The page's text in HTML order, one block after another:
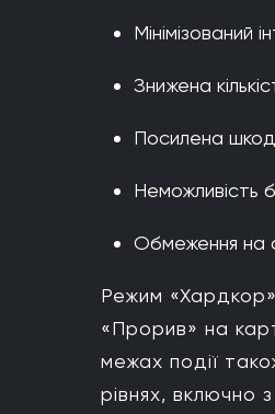
Мінімізований
Знижена
Посилена
Неможливість
Обмеження на
Режим
«Прорив» на
межах події
рівнях, включно